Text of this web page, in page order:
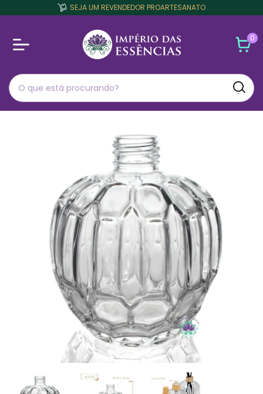
SEJA UM REVENDEDOR PROARTESANATO
0